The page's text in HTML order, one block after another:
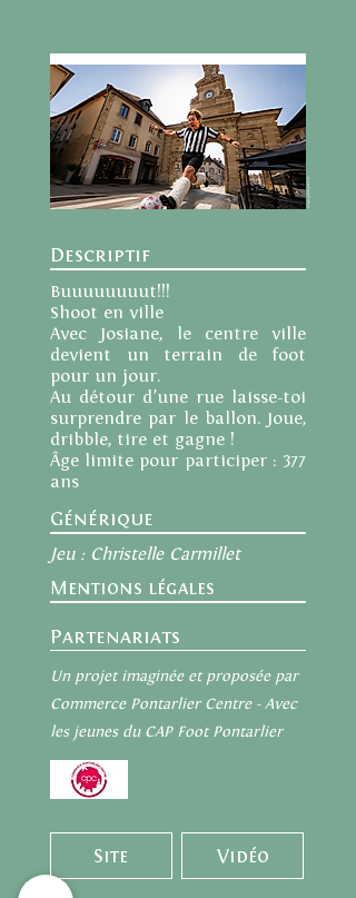
Image généré par l'IA
Descriptif
Buuuuuuuut!!!
Shoot en ville
Avec Josiane, le centre ville
devient un terrain de foot
pour un jour.
Au détour d’une rue laisse-toi
surprendre par le ballon. Joue,
dribble, tire et gagne !
Âge limite pour participer : 377
ans
Générique
Jeu : Christelle Carmillet
Mentions légales
Partenariats
Un projet imaginée et proposée par
Commerce Pontarlier Centre - Avec
les jeunes du CAP Foot Pontarlier
Site Vidéo